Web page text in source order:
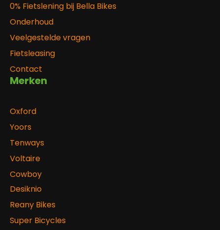
0% Fietslening bij Bella Bikes
Onderhoud
Veelgestelde vragen
Fietsleasing
Contact
Merken
Oxford
Yoors
Tenways
Voltaire
Cowboy
Desiknio
Reany Bikes
Super Bicycles